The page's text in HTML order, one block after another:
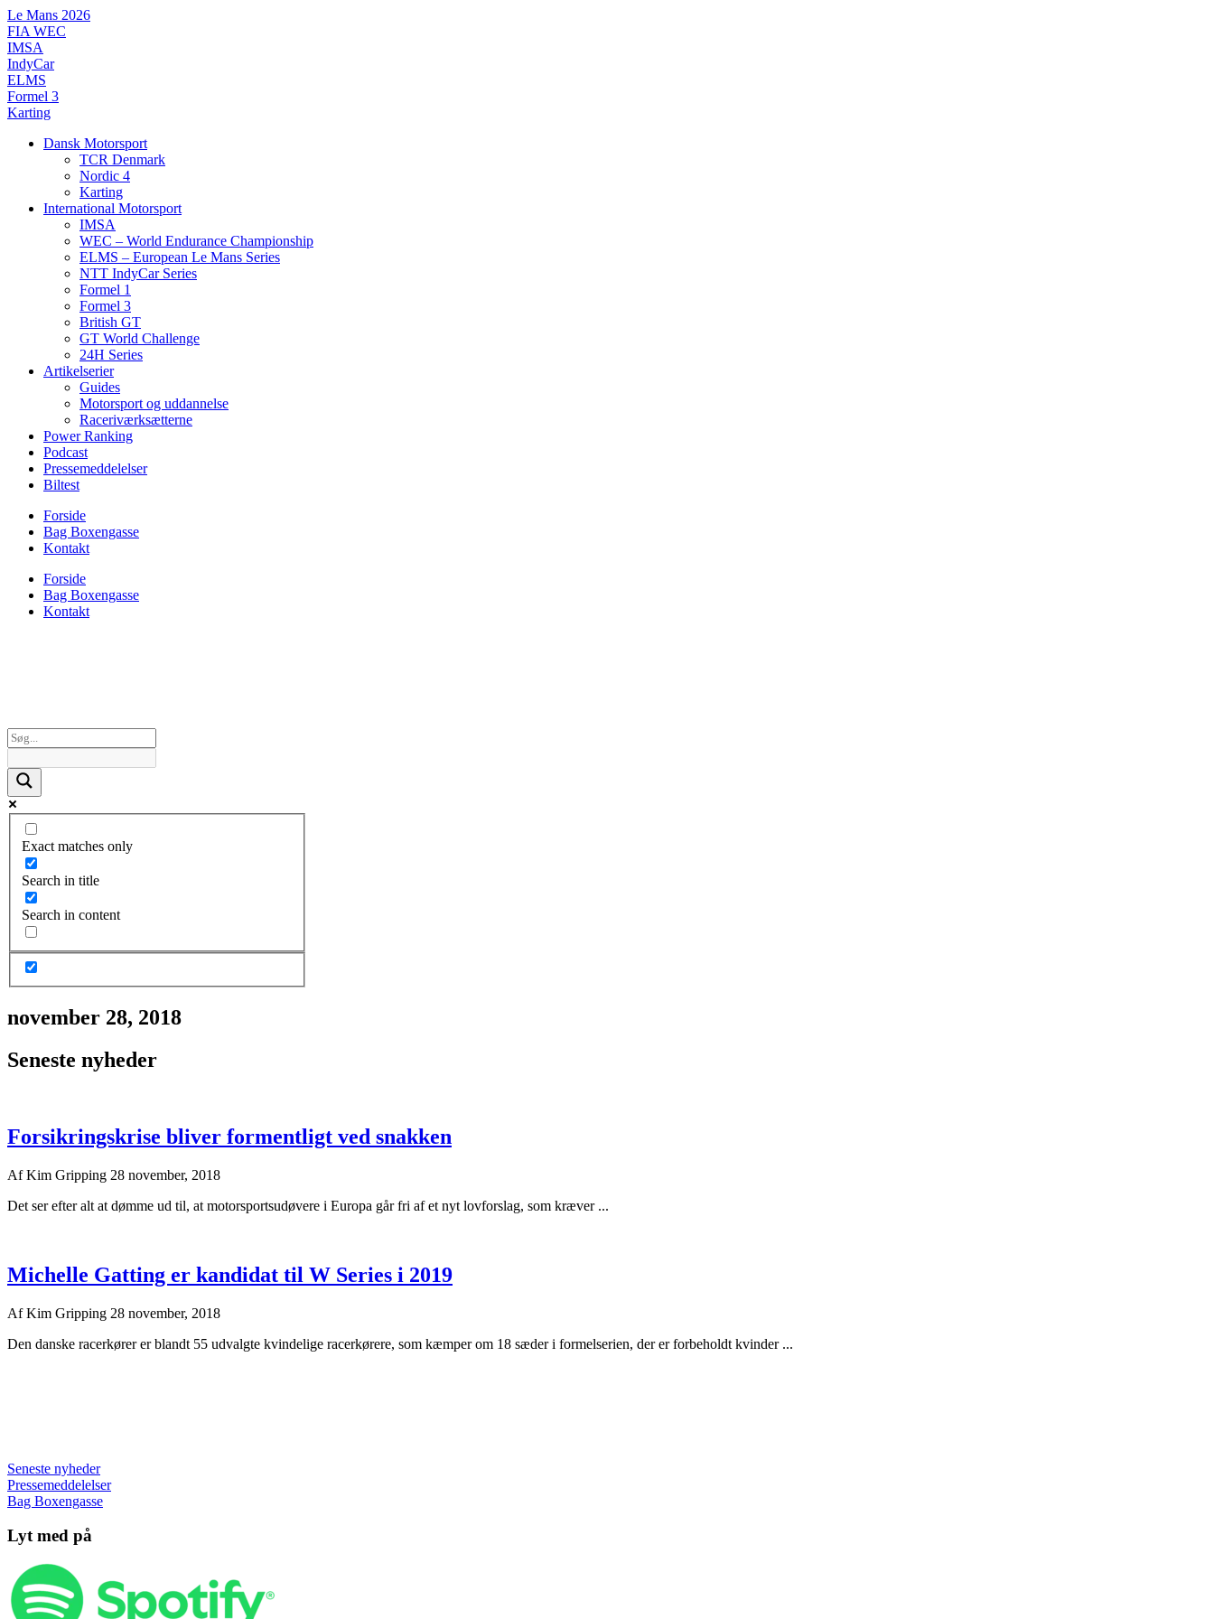
Videre
til
indhold
Le Mans 2026
FIA WEC
IMSA
IndyCar
ELMS
Formel 3
Karting
Dansk Motorsport
TCR Denmark
Nordic 4
Karting
International Motorsport
IMSA
WEC – World Endurance Championship
ELMS – European Le Mans Series
NTT IndyCar Series
Formel 1
Formel 3
British GT
GT World Challenge
24H Series
Artikelserier
Guides
Motorsport og uddannelse
Raceriværksætterne
Power Ranking
Podcast
Pressemeddelelser
Biltest
Forside
Bag Boxengasse
Kontakt
Forside
Bag Boxengasse
Kontakt
Exact matches only
Search in title
Search in content
november 28, 2018
Seneste nyheder
Forsikringskrise bliver formentligt ved snakken
AfKim Gripping 28 november, 2018
Det ser efter alt at dømme ud til, at motorsportsudøvere i Europa går fri af et nyt lovforslag, som kræver ...
Michelle Gatting er kandidat til W Series i 2019
AfKim Gripping 28 november, 2018
Den danske racerkører er blandt 55 udvalgte kvindelige racerkørere, som kæmper om 18 sæder i formelserien, der er forbeholdt kvinder ...
Seneste nyheder
Pressemeddelelser
Bag Boxengasse
Lyt med på